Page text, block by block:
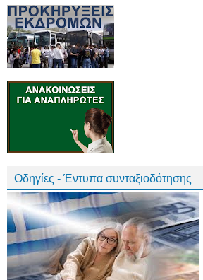
Οδηγίες - Έντυπα συνταξιοδότησης